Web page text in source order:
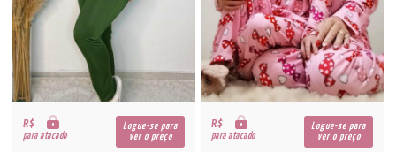
R$
para atacado
Logue-se para
ver o preço
R$
para atacado
Logue-se para
ver o preço